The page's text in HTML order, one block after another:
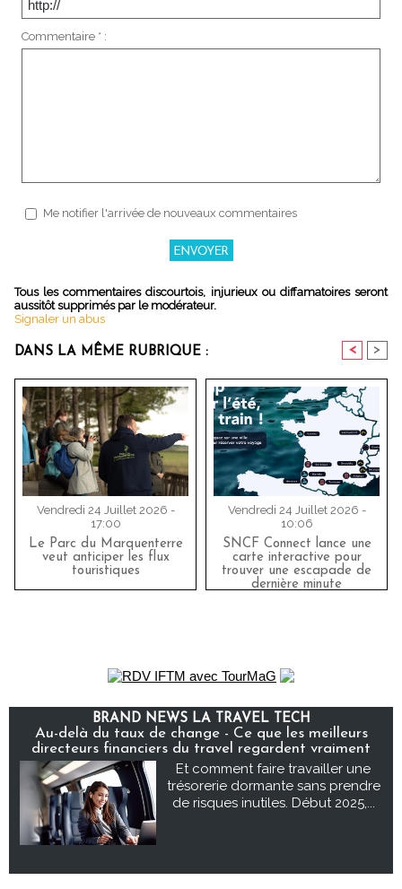
Commentaire * :
Me notifier l'arrivée de nouveaux commentaires
Tous les commentaires discourtois, injurieux ou diffamatoires seront
aussitôt supprimés par le modérateur.
Signaler un abus
DANS LA MÊME RUBRIQUE : < >
Vendredi 24 Juillet 2026 -
17:00
Le Parc du Marquenterre
veut anticiper les flux
touristiques
Vendredi 24 Juillet 2026 -
10:06
SNCF Connect lance une
carte interactive pour
trouver une escapade de
dernière minute
BRAND NEWS LA TRAVEL TECH
Au-delà du taux de change - Ce que les meilleurs
directeurs financiers du travel regardent vraiment
Et comment faire travailler une
trésorerie dormante sans prendre
de risques inutiles. Début 2025,...